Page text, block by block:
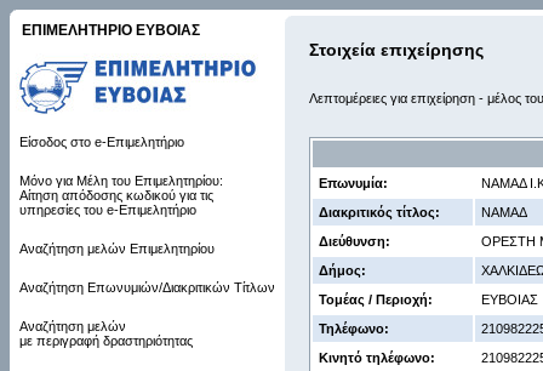
ΕΠΙΜΕΛΗΤΗΡΙΟ ΕΥΒΟΙΑΣ
Είσοδος στο e-Επιμελητήριο
Μόνο για Μέλη του Επιμελητηρίου:
Αίτηση απόδοσης κωδικού για τις
υπηρεσίες του e-Επιμελητήριο
Αναζήτηση μελών Επιμελητηρίου
Αναζήτηση Επωνυμιών/Διακριτικών Τίτλων
Αναζήτηση μελών
με περιγραφή δραστηριότητας
Στοιχεία επιχείρησης
Λεπτομέρειες για επιχείρηση - μέλος
Επωνυμία:
ΝΑΜΑΔ
Διακριτικός τίτλος:
ΝΑΜΑΔ
Διεύθυνση:
ΟΡΕΣΤΗ
Δήμος:
Τομέας / Περιοχή:
ΕΥΒΟΙΑΣ
Τηλέφωνο:
Κινητό τηλέφωνο: